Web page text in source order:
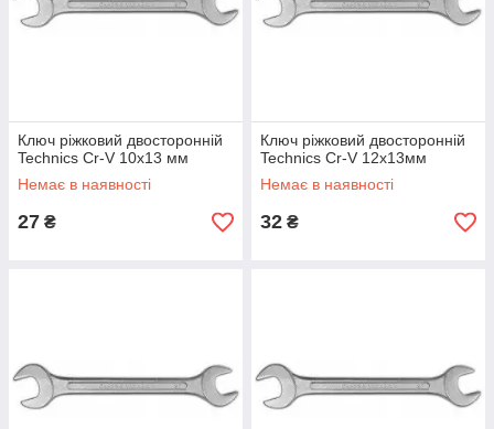
Ключ ріжковий двосторонній
Technics Cr-V 10х13 мм
Немає в наявності
27 ₴
Ключ ріжковий двосторонній
Technics Cr-V 12х13мм
Немає в наявності
32 ₴